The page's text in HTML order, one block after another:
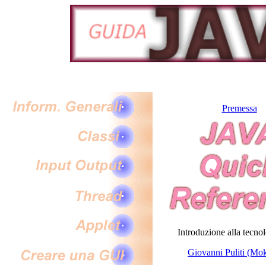
Premessa
Introduzione alla
Giovanni Puliti